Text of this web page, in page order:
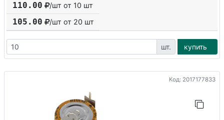
110.00 /шт от 10 шт
105.00 /шт от 20 шт
шт. купить
Код: 2017177833